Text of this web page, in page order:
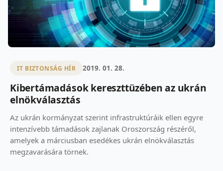
IT BIZTONSÁG HÍR 2019. 01. 28.
Kibertámadások kereszttüzében az ukrán
elnökválasztás
Az ukrán kormányzat szerint infrastruktúráik ellen egyre
intenzívebb támadások zajlanak Oroszország részéről,
amelyek a márciusban esedékes ukrán elnökválasztás
megzavarására törnek.